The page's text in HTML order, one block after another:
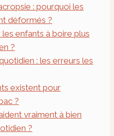
: pourquoi les
déformés ?
enfants à boire plus
?
: les erreurs les
existent pour
?
vraiment à bien
?